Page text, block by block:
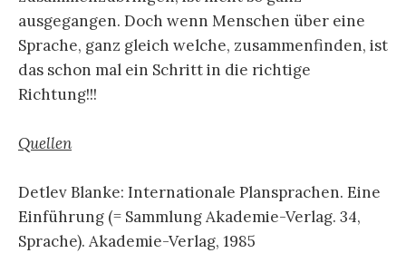
ausgegangen. Doch wenn Menschen über eine
Sprache, ganz gleich welche, zusammenfinden, ist
das schon mal ein Schritt in die richtige
Richtung!!!
Quellen
Detlev Blanke: Internationale Plansprachen. Eine
Einführung (= Sammlung Akademie-Verlag. 34,
Sprache). Akademie-Verlag, 1985